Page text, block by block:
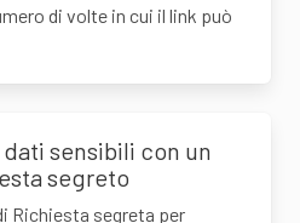
di volte in cui il link può
sensibili con un
segreto
Richiesta segreta per